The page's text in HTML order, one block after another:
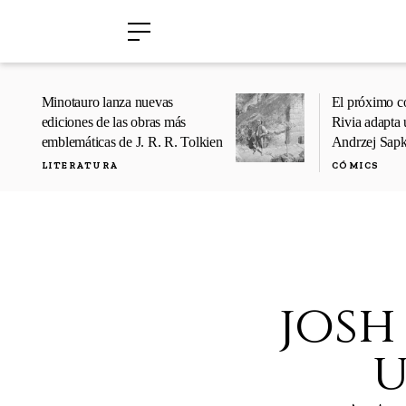
Minotauro lanza nuevas
ediciones de las obras más
emblemáticas de J. R. R. Tolkien
LITERATURA
El próximo
Rivia adapta
Andrzej
CÓMICS
›